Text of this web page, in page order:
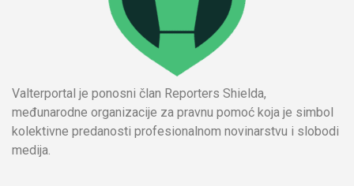
Valterportal je ponosni član Reporters Shielda,
međunarodne organizacije za pravnu pomoć koja je simbol
kolektivne predanosti profesionalnom novinarstvu i slobodi
medija.